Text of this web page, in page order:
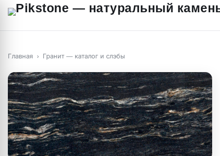
Главная › Гранит — каталог и слэбы